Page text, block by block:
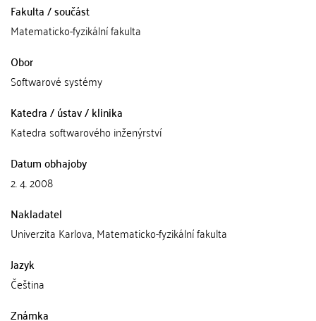
Fakulta / součást
Matematicko-fyzikální fakulta
Obor
Softwarové systémy
Katedra / ústav / klinika
Katedra softwarového inženýrství
Datum obhajoby
2. 4. 2008
Nakladatel
Univerzita Karlova, Matematicko-fyzikální fakulta
Jazyk
Čeština
Známka